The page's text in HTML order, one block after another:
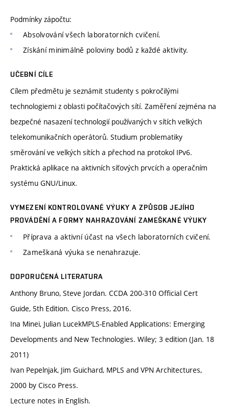
Podmínky zápočtu:
Absolvování všech laboratorních cvičení.
Získání minimálně poloviny bodů z každé aktivity.
UČEBNÍ CÍLE
Cílem předmětu je seznámit studenty s pokročilými
technologiemi z oblasti počítačových sítí. Zaměření zejména na
bezpečné nasazení technologií používaných v sítích velkých
telekomunikačních operátorů. Studium problematiky
směrování ve velkých sítích a přechod na protokol IPv6.
Praktická aplikace na aktivních síťových prvcích a operačním
systému GNU/Linux.
VYMEZENÍ KONTROLOVANÉ VÝUKY A ZPŮSOB JEJÍHO
PROVÁDĚNÍ A FORMY NAHRAZOVÁNÍ ZAMEŠKANÉ VÝUKY
Příprava a aktivní účast na všech laboratorních cvičení.
Zameškaná výuka se nenahrazuje.
DOPORUČENÁ LITERATURA
Anthony Bruno, Steve Jordan. CCDA 200-310 Official Cert
Guide, 5th Edition. Cisco Press, 2016.
Ina Minei, Julian LucekMPLS-Enabled Applications: Emerging
Developments and New Technologies. Wiley; 3 edition (Jan. 18
2011)
Ivan Pepelnjak, Jim Guichard, MPLS and VPN Architectures,
2000 by Cisco Press.
Lecture notes in English.